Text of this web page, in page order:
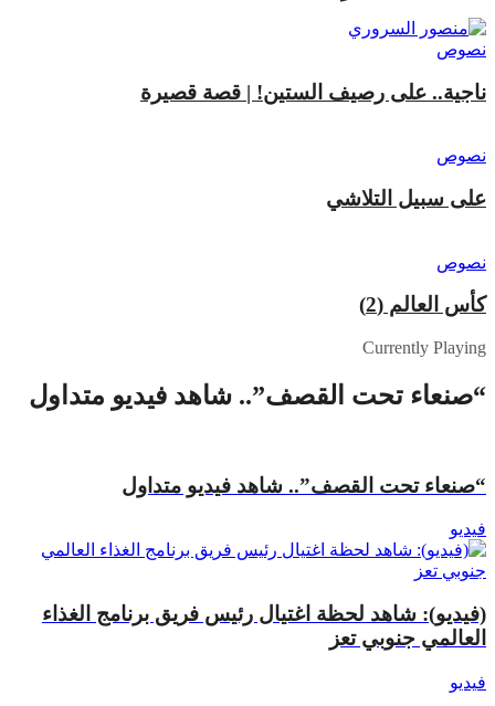
نصوص
ناجية.. على رصيف الستين! | قصة قصيرة
نصوص
على سبيل التلاشي
نصوص
كأس العالم (2)
Currently Playing
“صنعاء تحت القصف”.. شاهد فيديو متداول
“صنعاء تحت القصف”.. شاهد فيديو متداول
فيديو
(فيديو): شاهد لحظة اغتيال رئيس فريق برنامج الغذاء
العالمي جنوبي تعز
فيديو